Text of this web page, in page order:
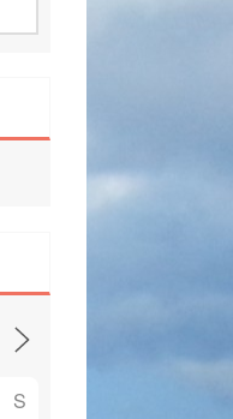
S